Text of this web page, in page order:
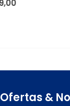
Ofertas &